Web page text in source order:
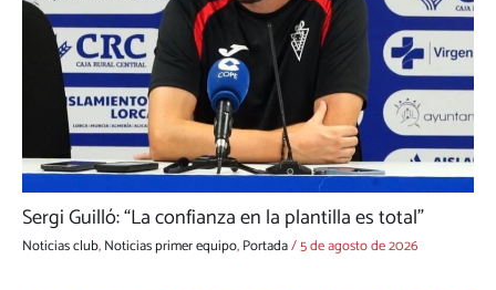
Sergi Guilló: “La confianza en la plantilla es total”
Noticias club,Noticias primer equipo,Portada/5 de agosto de 2026